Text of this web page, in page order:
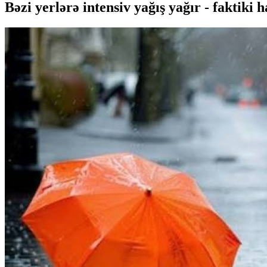
Bəzi yerlərə intensiv yağış yağır - faktiki